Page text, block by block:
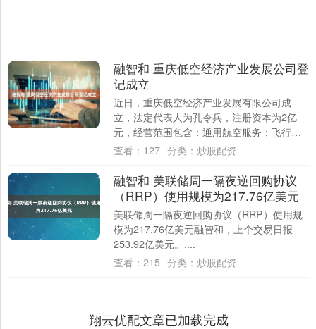
融智和 重庆低空经济产业发展公司登
记成立
近日，重庆低空经济产业发展有限公司成
立，法定代表人为孔令兵，注册资本为2亿
元，经营范围包含：通用航空服务；飞行训
练；民用航空器驾驶员培训；民用航空维修
查看： 127 分类： 炒股配资
融智和 美联储周一隔夜逆回购协议
（RRP）使用规模为217.76亿美元
美联储周一隔夜逆回购协议（RRP）使用规
模为217.76亿美元融智和，上个交易日报
253.92亿美元。....
查看： 215 分类： 炒股配资
翔云优配文章已加载完成